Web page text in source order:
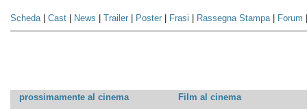
Scheda| Cast| News Trailer| Poster| Frasi Rassegna Stampa| Forum
prossimamente al cinema
Film al cinema